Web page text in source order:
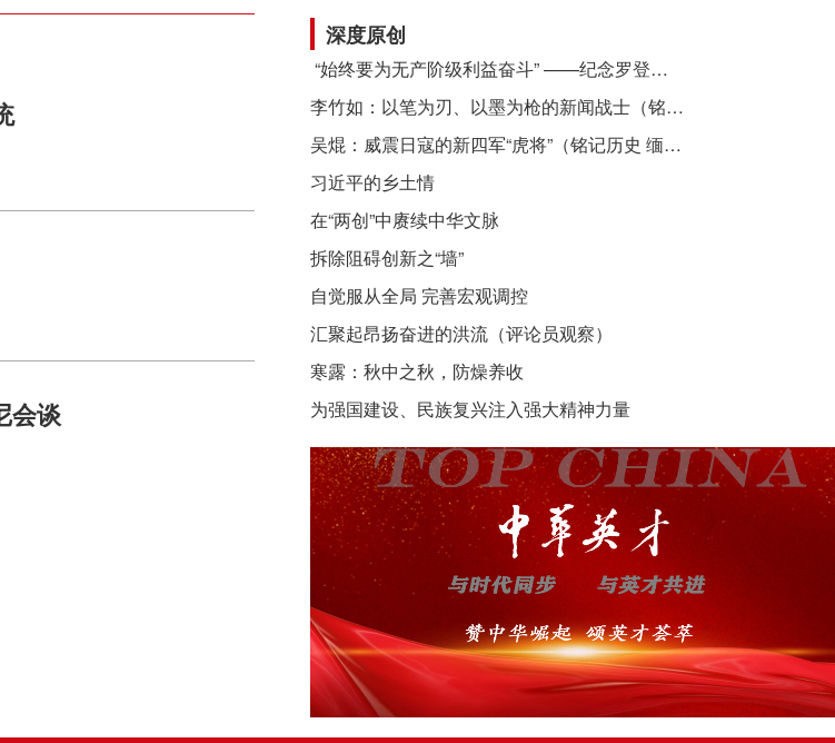
会谈
深度原创
​ “始终要为无产阶级利益奋斗” ——纪念罗登贤同志诞辰120周年
李竹如：以笔为刃、以墨为枪的新闻战士（铭记历史 缅怀先烈·抗日英雄）
吴焜：威震日寇的新四军“虎将”（铭记历史 缅怀先烈·抗日英雄）
习近平的乡土情
在“两创”中赓续中华文脉
拆除阻碍创新之“墙”
自觉服从全局 完善宏观调控
汇聚起昂扬奋进的洪流（评论员观察）
寒露：秋中之秋，防燥养收
为强国建设、民族复兴注入强大精神力量